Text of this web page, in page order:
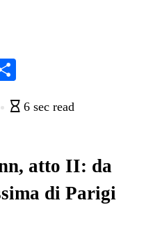
di
di
6 sec read
atto II: da
di Parigi